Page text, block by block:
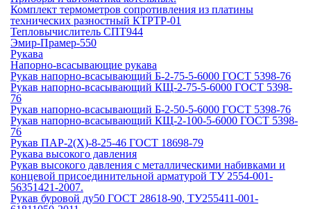
Комплект термометров сопротивления из платины
технических разностный КТРТР-01
Тепловычислитель СПТ944
Эмир-Прамер-550
Рукава
Напорно-всасывающие рукава
Рукав напорно-всасывающий Б-2-75-5-6000 ГОСТ 5398-76
Рукав напорно-всасывающий КЩ-2-75-5-6000 ГОСТ 5398-
76
Рукав напорно-всасывающий Б-2-50-5-6000 ГОСТ 5398-76
Рукав напорно-всасывающий КЩ-2-100-5-6000 ГОСТ 5398-
76
Рукав ПАР-2(Х)-8-25-46 ГОСТ 18698-79
Рукава высокого давления
Рукав высокого давления с металлическими набивками и
концевой присоединительной арматурой ТУ 2554-001-
56351421-2007.
Рукав буровой ду50 ГОСТ 28618-90, ТУ255411-001-